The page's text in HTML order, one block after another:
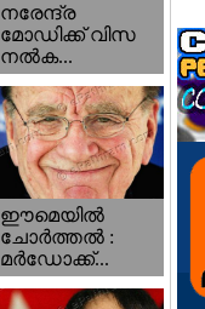
നരേന്ദ്ര
മോഡിക്ക് വിസ
നൽക...
ഈമെയിൽ
ചോർത്തൽ :
മർഡോക്ക്...